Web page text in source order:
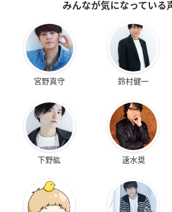
みんなが気になっている
宮野真守 鈴村健一
下野紘 速水奨